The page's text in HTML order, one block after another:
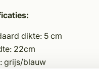
dikte: 5 cm
22cm
grijs/blauw